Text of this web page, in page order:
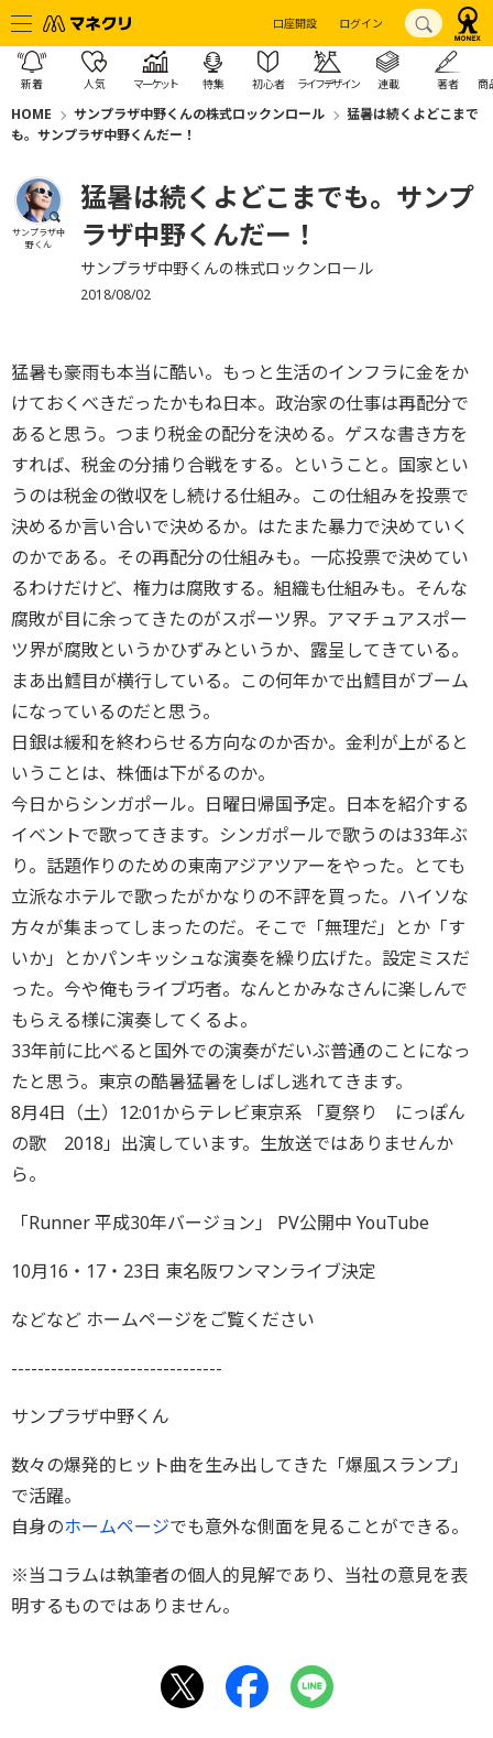
口座開設 ログイン
新着 人気 マーケット 特集 初心者 ライフデザイン 連載 著者 商
HOME サンプラザ中野くんの株式ロックンロール
猛暑は続くよどこまで
も。サンプラザ中野くんだー！
サンプラザ中
野くん
猛暑は続くよどこまでも。サンプ
ラザ中野くんだー！
サンプラザ中野くんの株式ロックンロール
2018/08/02
猛暑も豪雨も本当に酷い。もっと生活のインフラに金をか
けておくべきだったかもね日本。政治家の仕事は再配分で
あると思う。つまり税金の配分を決める。ゲスな書き方を
すれば、税金の分捕り合戦をする。ということ。国家とい
うのは税金の徴収をし続ける仕組み。この仕組みを投票で
決めるか言い合いで決めるか。はたまた暴力で決めていく
のかである。その再配分の仕組みも。一応投票で決めてい
るわけだけど、権力は腐敗する。組織も仕組みも。そんな
腐敗が目に余ってきたのがスポーツ界。アマチュアスポー
ツ界が腐敗というかひずみというか、露呈してきている。
まあ出鱈目が横行している。この何年かで出鱈目がブーム
になっているのだと思う。
日銀は緩和を終わらせる方向なのか否か。金利が上がると
いうことは、株価は下がるのか。
今日からシンガポール。日曜日帰国予定。日本を紹介する
イベントで歌ってきます。シンガポールで歌うのは33年ぶ
り。話題作りのための東南アジアツアーをやった。とても
立派なホテルで歌ったがかなりの不評を買った。ハイソな
方々が集まってしまったのだ。そこで「無理だ」とか「す
いか」とかパンキッシュな演奏を繰り広げた。設定ミスだ
った。今や俺もライブ巧者。なんとかみなさんに楽しんで
もらえる様に演奏してくるよ。
33年前に比べると国外での演奏がだいぶ普通のことになっ
たと思う。東京の酷暑猛暑をしばし逃れてきます。
8月4日（土）12:01からテレビ東京系 「夏祭り にっぽん
の歌 2018」出演しています。生放送ではありませんか
ら。
「Runner 平成30年バージョン」 PV公開中 YouTube
10月16・17・23日 東名阪ワンマンライブ決定
などなど ホームページをご覧ください
--------------------------------
サンプラザ中野くん
数々の爆発的ヒット曲を生み出してきた「爆風スランプ」
で活躍。
自身のホームページでも意外な側面を見ることができる。
※当コラムは執筆者の個人的見解であり、当社の意見を表
明するものではありません。